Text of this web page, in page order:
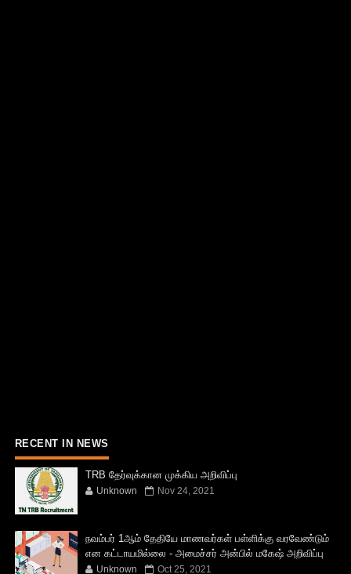
RECENT IN NEWS
TRB தேர்வுக்கான முக்கிய அறிவிப்பு
Unknown Nov 24, 2021
நவம்பர் 1ஆம் தேதியே மாணவர்கள் பள்ளிக்கு வரவேண்டும்
என கட்டாயமில்லை - அமைச்சர் அன்பில் மகேஷ் அறிவிப்பு
Unknown Oct 25, 2021